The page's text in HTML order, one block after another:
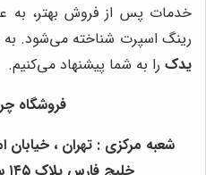
خدمات پس از فروش بهتر، به
رینگ اسپرت شناخته می‌شود.
یدک را به شما پیشنهاد می‌کنیم.
فروشگاه
شعبه مرکزی : تهران ، خیابان